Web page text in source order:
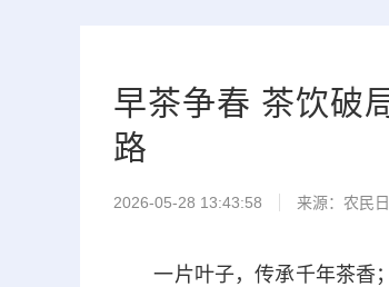
早茶争春 茶饮破
路
2026-05-28 13:43:58 来源： 农民
一片叶子，传承千年茶香；